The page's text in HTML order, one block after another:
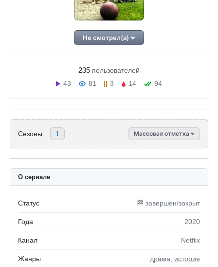
Не смотрел(а)
235 пользователей
43
81 3 14 94
Сезоны: 1 Массовая отметка
О сериале
Статус 🏁 завершен/закрыт
Года 2020
Канал Netflix
Жанры драма история